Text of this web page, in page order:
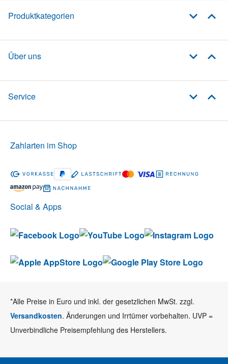
Produktkategorien
Über uns
Service
Social & Apps
Zahlarten im Shop
*Alle Preise in Euro und inkl. der gesetzlichen MwSt. zzgl.
Versandkosten. Änderungen und Irrtümer vorbehalten. UVP =
Unverbindliche Preisempfehlung des Herstellers.